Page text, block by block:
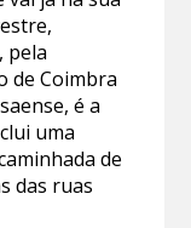
pela
de Coimbra
é a
uma
de
das ruas